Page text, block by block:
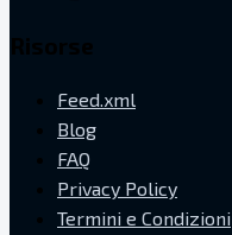
Feed.xml
Blog
FAQ
Privacy Policy
Termini e Condizioni